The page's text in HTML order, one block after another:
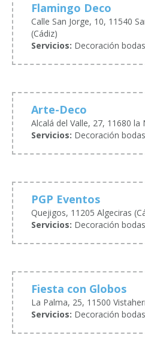
Flamingo Deco
Calle San Jorge, 10, 11540
(Cádiz)
Servicios: Decoración
Arte-Deco
Alcalá del Valle, 27, 11680 la
Servicios: Decoración
PGP Eventos
Quejigos, 11205 Algeciras
Servicios: Decoración
Fiesta con Globos
La Palma, 25, 11500
Servicios: Decoración